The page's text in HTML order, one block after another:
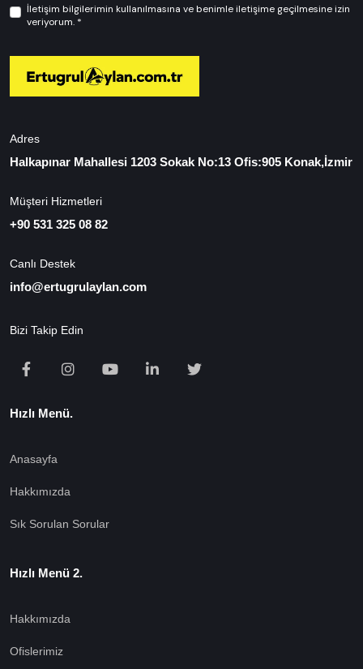
İletişim bilgilerimin kullanılmasına ve benimle iletişime geçilmesine izin
veriyorum. *
Adres
Halkapınar Mahallesi 1203 Sokak No:13 Ofis:905 Konak,İzmir
Müşteri Hizmetleri
+90 531 325 08 82
Canlı Destek
info@ertugrulaylan.com
Bizi Takip Edin
Hızlı Menü.
Anasayfa
Hakkımızda
Sık Sorulan Sorular
Hızlı Menü 2.
Hakkımızda
Ofislerimiz